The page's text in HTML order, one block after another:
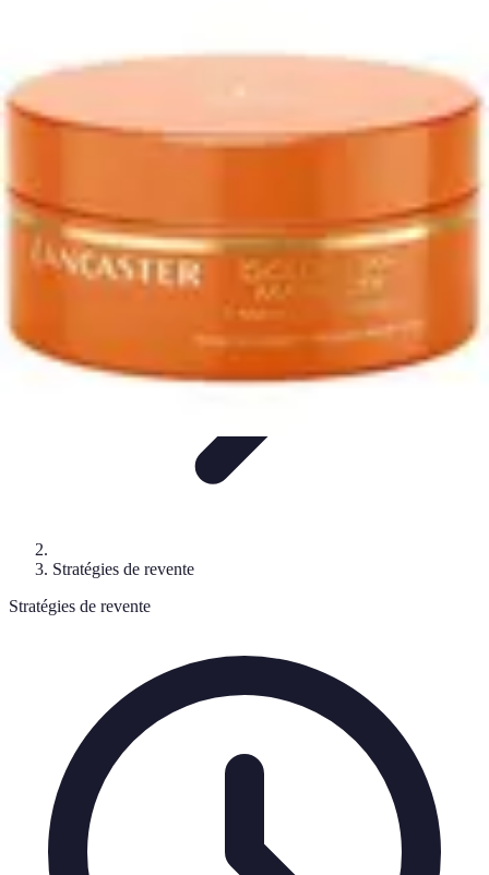
Préparation à la reventeÉvaluation et Prix
Revente Cadeaux Noël
Stratégies de revente
Stratégies de revente